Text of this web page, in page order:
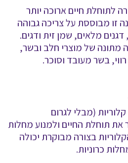
לתוחלת חיים ארוכה יותר
זו מבוססת על צריכה גבוהה
דגנים מלאים, שמן זית ודגים.
מתונה של מוצרי חלב ובשר,
בשר מעובד וסוכר.
(מבלי לגרום
תוחלת החיים ולמנוע מחלות
בצורה מבוקרת יכולה
כרוניות.